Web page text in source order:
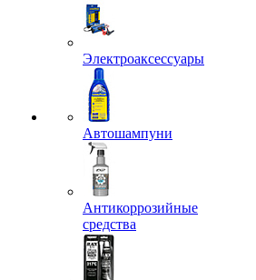
Электроаксессуары
Автошампуни
Антикоррозийные
средства